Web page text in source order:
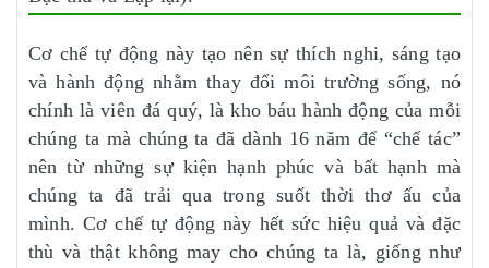
Cơ chế tự động này tạo nên sự thích nghi, sáng tạo
và hành động nhằm thay đổi môi trường sống, nó
chính là viên đá quý, là kho báu hành động của mỗi
chúng ta mà chúng ta đã dành 16 năm để “chế tác”
nên từ những sự kiện hạnh phúc và bất hạnh mà
chúng ta đã trải qua trong suốt thời thơ ấu của
mình. Cơ chế tự động này hết sức hiệu quả và đặc
thù và thật không may cho chúng ta là, giống như